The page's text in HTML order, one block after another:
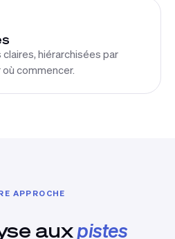
hiérarchisées par
commencer.
APPROCHE
auxpistes